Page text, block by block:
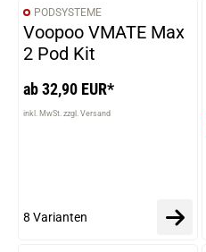
PODSYSTEME
Voopoo VMATE Max
2 Pod Kit
ab 32,90 EUR*
inkl. MwSt. zzgl. Versand
8 Varianten